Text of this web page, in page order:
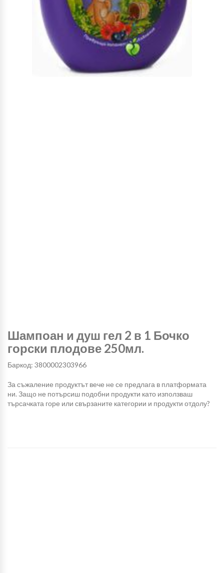
Шампоан и душ гел 2 в 1 Бочко
горски плодове 250мл.
Баркод: 3800002303966
За съжаление продуктът вече не се предлага в платформата
ни. Защо не потърсиш подобни продукти като използваш
търсачката горе или свързаните категории и продукти отдолу?